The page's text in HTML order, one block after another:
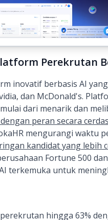
Perekrutan
inovatif berbasis AI
dan McDonald's.
dari menarik dan
peran secara cerdas
mengurangi waktu
kandidat yang lebih
Fortune 500
terkemuka untuk
hingga 63%